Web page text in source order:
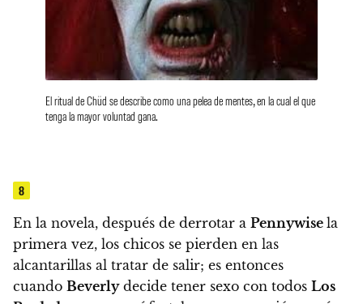
El ritual de Chüd se describe como una pelea de mentes, en la cual el que
tenga la mayor voluntad gana.
8
En la novela, después de derrotar a Pennywise la
primera vez, los chicos se pierden en las
alcantarillas al tratar de salir; es entonces
cuando Beverlydecide tener sexo con todos Los